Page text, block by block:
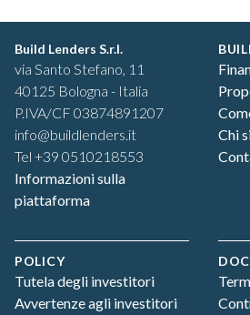
Build Lenders S.r.l.
via Santo Stefano, 11
40125 Bologna - Italia
P.IVA/CF 03874891207
info@buildlenders.it
Tel +39 0510218553
Informazioni sulla
piattaforma
Chi
POLICY
Tutela degli investitori
Avvertenze agli investitori